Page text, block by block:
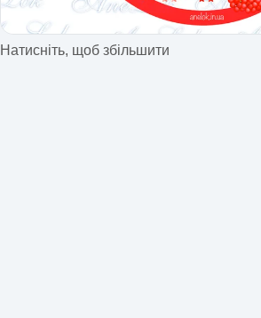
Натисніть, щоб збільшити